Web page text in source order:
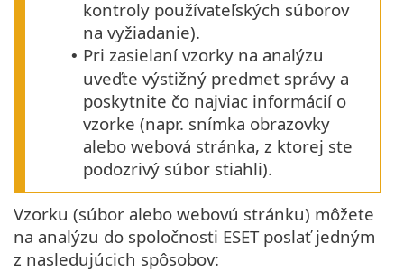
kontroly používateľských súborov
na vyžiadanie).
• Pri zasielaní vzorky na analýzu
uveďte výstižný predmet správy a
poskytnite čo najviac informácií o
vzorke (napr. snímka obrazovky
alebo webová stránka, z ktorej ste
podozrivý súbor stiahli).
Vzorku (súbor alebo webovú stránku) môžete
na analýzu do spoločnosti ESET poslať jedným
z nasledujúcich spôsobov: